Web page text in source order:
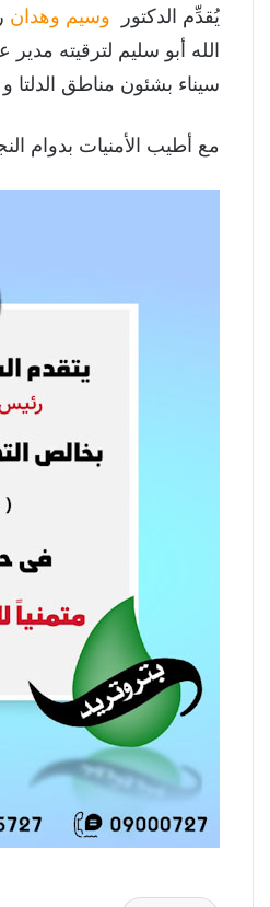
يُقدِّم الدكتور وسيم وهدان
الله أبو سليم لترقيته
سيناء بشئون مناطق الدلتا
مع أطيب الأمنيات بدوام